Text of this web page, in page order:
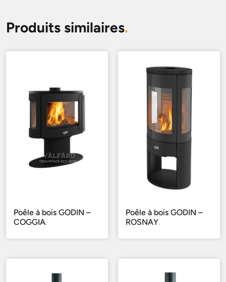
Produits similaires.
Poêle à bois GODIN –
COGGIA.
Poêle à bois GODIN –
ROSNAY.